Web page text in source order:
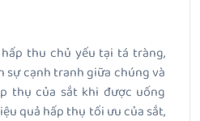
thu chủ yếu tại tá tràng,
sự cạnh tranh giữa chúng và
thụ của sắt khi được uống
quả hấp thụ tối ưu của sắt,